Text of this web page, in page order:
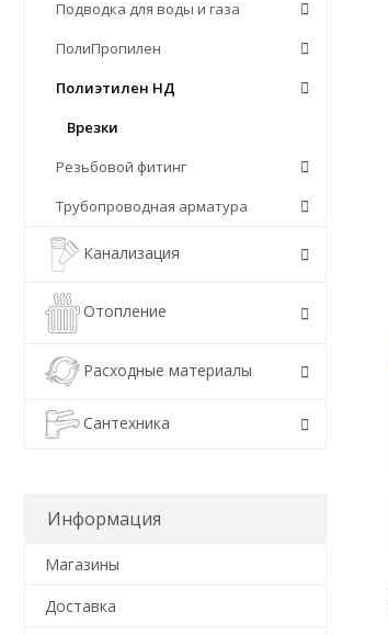
Подводка для воды и газа
ПолиПропилен
Полиэтилен НД
Врезки
Резьбовой фитинг
Трубопроводная арматура
Канализация
Отопление
Расходные материалы
Сантехника
Информация
Магазины
Доставка